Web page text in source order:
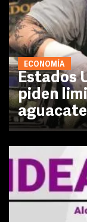
ECONOMÍA
Estados
piden